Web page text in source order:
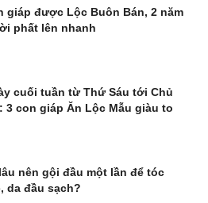
giáp được Lộc Buôn Bán, 2 năm
phất lên nhanh
cuối tuần từ Thứ Sáu tới Chủ
3 con giáp Ăn Lộc Mẫu giàu to
nên gội đầu một lần để tóc
da đầu sạch?